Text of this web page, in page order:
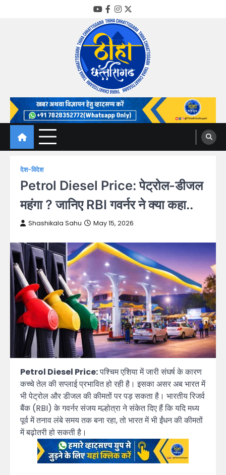
YouTube
Facebook
Instagram
Twitter
Thiha Chhattisgarh
गोठ जन-जन के
देश-विदेश
Petrol Diesel Price: पेट्रोल-डीजल
महंगा ? जानिए RBI गवर्नर ने क्या कहा..
Shashikala Sahu May 15, 2026
Petrol Diesel Price:पश्चिम एशिया में जारी संघर्ष के कारण
कच्चे तेल की सप्लाई प्रभावित हो रही है। इसका असर अब भारत में
भी पेट्रोल और डीजल की कीमतों पर पड़ सकता है। भारतीय रिजर्व
बैंक (RBI) के गवर्नर संजय मल्होत्रा ने संकेत दिए हैं कि यदि मध्य
पूर्व में तनाव लंबे समय तक बना रहा, तो भारत में भी ईंधन की कीमतों
में बढ़ोतरी हो सकती है।